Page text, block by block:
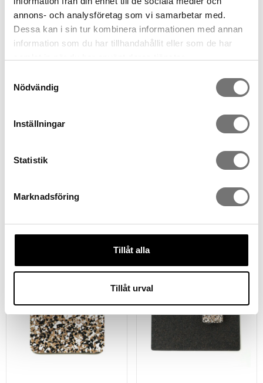
annons- och analysföretag som vi samarbetar med.
Dessa kan i sin tur kombinera informationen med annan
information som du har tillhandahållit eller som de har
Nödvändig
Inställningar
Statistik
Marknadsföring
Tillåt alla
Tillåt urval